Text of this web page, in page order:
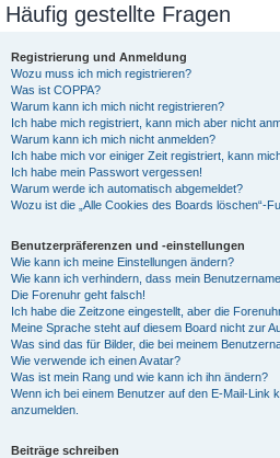
Häufig gestellte Fragen
Registrierung und Anmeldung
Wozu muss ich mich registrieren?
Was ist COPPA?
Warum kann ich mich nicht registrieren?
Ich habe mich registriert, kann mich aber nicht
Warum kann ich mich nicht anmelden?
Ich habe mich vor einiger Zeit registriert, kann
Ich habe mein Passwort vergessen!
Warum werde ich automatisch abgemeldet?
Wozu ist die „Alle Cookies des Boards löschen“-
Benutzerpräferenzen und -einstellungen
Wie kann ich meine Einstellungen ändern?
Wie kann ich verhindern, dass mein
Die Forenuhr geht falsch!
Ich habe die Zeitzone eingestellt, aber die
Meine Sprache steht auf diesem Board nicht zur
Was sind das für Bilder, die bei meinem
Wie verwende ich einen Avatar?
Was ist mein Rang und wie kann ich ihn ändern?
Wenn ich bei einem Benutzer auf den E-Mail-Link
anzumelden.
Beiträge schreiben